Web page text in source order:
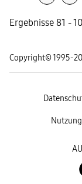
Ergebnisse 81 -
Copyright© 1995-